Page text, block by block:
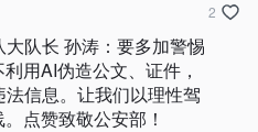
队长 孙涛：要多加警惕
用AI伪造公文、证件，
信息。让我们以理性驾
点赞致敬公安部！
2